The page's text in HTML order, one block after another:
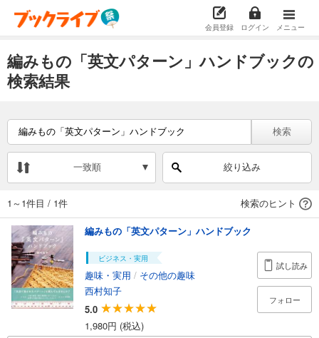
会員登録 ログイン メニュー
編みもの「英文パターン」ハンドブックの
検索結果
検索
一致順 絞り込み
1～1件目 / 1件 検索のヒント
編みもの「英文パターン」ハンドブック
ビジネス・実用
趣味・実用 / その他の趣味
西村知子
5.0
1,980円 (税込)
試し読み
フォロー